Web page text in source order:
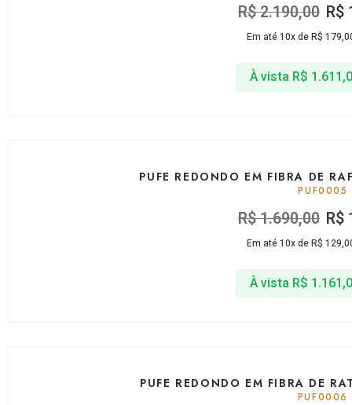
R$2.190,00 R$
Em até 10x deR$
À vista R$
PUFE REDONDO EM FIBRA DE
PUF0005
R$1.690,00 R$
Em até 10x deR$
À vista R$
PUFE REDONDO EM FIBRA DE
PUF0006